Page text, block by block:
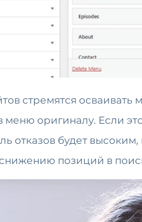
стремятся
меню оригиналу. Если
отказов будет
позиций в